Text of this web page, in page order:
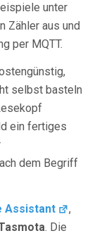
unter
Zähler aus und
per MQTT.
selbst basteln
ein fertiges
dem Begriff
Assistant
,
. Die